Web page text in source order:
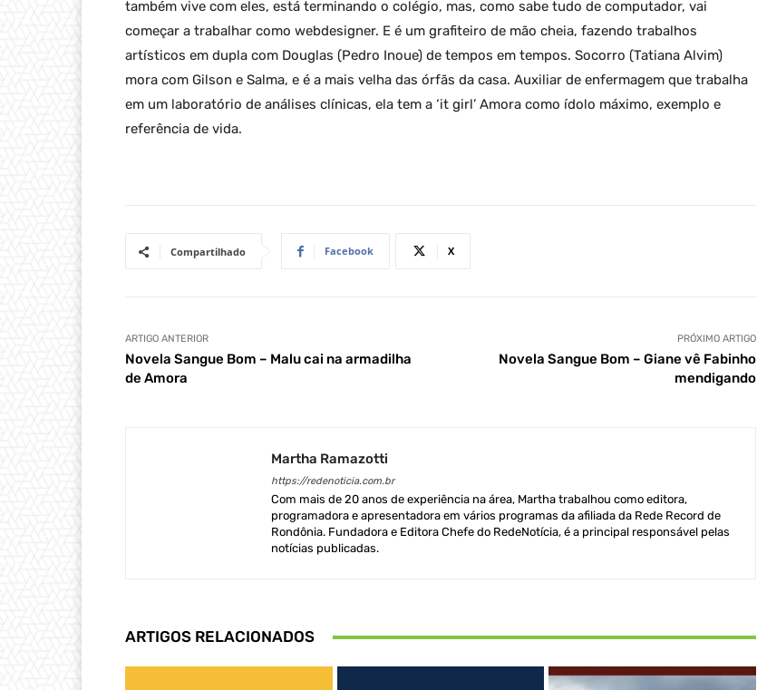
também vive com eles, está terminando o colégio, mas, como sabe tudo de computador, vai
começar a trabalhar como webdesigner. E é um grafiteiro de mão cheia, fazendo trabalhos
artísticos em dupla com Douglas (Pedro Inoue) de tempos em tempos. Socorro (Tatiana Alvim)
mora com Gilson e Salma, e é a mais velha das órfãs da casa. Auxiliar de enfermagem que trabalha
em um laboratório de análises clínicas, ela tem a ‘it girl’ Amora como ídolo máximo, exemplo e
referência de vida.
Compartilhado Facebook X
ARTIGO ANTERIOR
Novela Sangue Bom – Malu cai na armadilha
de Amora
PRÓXIMO ARTIGO
Novela Sangue Bom – Giane vê Fabinho
mendigando
Martha Ramazotti
https://redenoticia.com.br
Com mais de 20 anos de experiência na área, Martha trabalhou como editora,
programadora e apresentadora em vários programas da afiliada da Rede Record de
Rondônia. Fundadora e Editora Chefe do RedeNotícia, é a principal responsável pelas
notícias publicadas.
ARTIGOS RELACIONADOS